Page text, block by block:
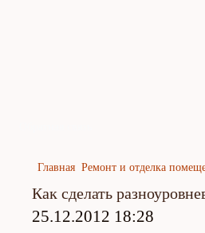
Главная Ремонт и отделка
Как сделать
25.12.2012 18:28